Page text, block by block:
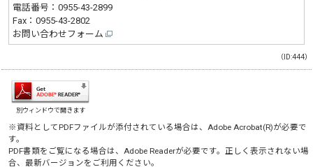
電話番号：0955-43-2899
Fax：0955-43-2802
お問い合わせフォーム
（ID:444）
別ウィンドウで開きます
※資料としてPDFファイルが添付されている場合は、Adobe Acrobat(R)が必要で
す。
PDF書類をご覧になる場合は、Adobe Readerが必要です。正しく表示されない場
合、最新バージョンをご利用ください。